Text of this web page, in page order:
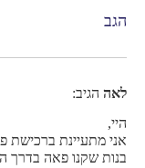
הגב
לאה הגיב:
היי,
אני מתעיינת
בנות שקנו פאה בדרך